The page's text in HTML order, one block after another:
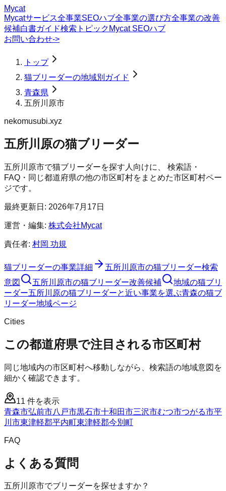
Mycat
Mycatサービス全事業SEOハブ全事業の選び方全事業の改善
候補白書ガイド検索トピック Mycat SEOハブ
お問い合わせ->
トップ
猫ブリーダーの地域別ガイド
青森県
五所川原市
nekomusubi.xyz
五所川原の猫ブリーダー
五所川原市で猫ブリーダーを探す人向けに、 検索語・
FAQ・同じ都道府県の他の市区町村をまとめた市区町村ペー
ジです。
最終更新日: 2026年7月17日
運営・編集: 株式会社Mycat
責任者: 村岡 功規
猫ブリーダーの事業詳細 五所川原市の猫ブリーダー検索
意図
五所川原市の猫ブリーダー改善候補
地域の猫ブリ
ーダー五所川原の猫ブリーダーと近い事業を選ぶ青森の猫ブ
リーダー地域ページ
Cities
この都道府県で注目される市区町村
同じ地域内の市区町村へ移動しながら、検索語の地域意図を
細かく確認できます。
11 件を表示
青森市弘前市八戸市黒石市十和田市三沢市むつ市つがる市平
川市東津軽郡平内町東津軽郡今別町
FAQ
よくある質問
五所川原市でブリーダーを探せますか？